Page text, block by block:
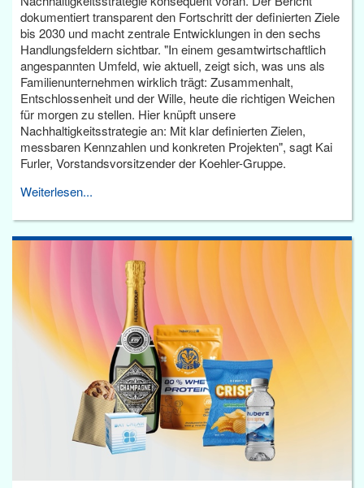
dokumentiert transparent den Fortschritt der definierten Ziele
bis 2030 und macht zentrale Entwicklungen in den sechs
Handlungsfeldern sichtbar. "In einem gesamtwirtschaftlich
angespannten Umfeld, wie aktuell, zeigt sich, was uns als
Familienunternehmen wirklich trägt: Zusammenhalt,
Entschlossenheit und der Wille, heute die richtigen Weichen
für morgen zu stellen. Hier knüpft unsere
Nachhaltigkeitsstrategie an: Mit klar definierten Zielen,
messbaren Kennzahlen und konkreten Projekten", sagt Kai
Furler, Vorstandsvorsitzender der Koehler-Gruppe.
Weiterlesen...